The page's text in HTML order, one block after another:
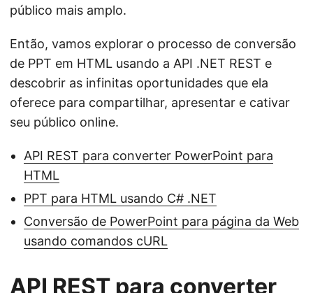
público mais amplo.
Então, vamos explorar o processo de conversão
de PPT em HTML usando a API .NET REST e
descobrir as infinitas oportunidades que ela
oferece para compartilhar, apresentar e cativar
seu público online.
API REST para converter PowerPoint para
HTML
PPT para HTML usando C# .NET
Conversão de PowerPoint para página da Web
usando comandos cURL
API REST para converter